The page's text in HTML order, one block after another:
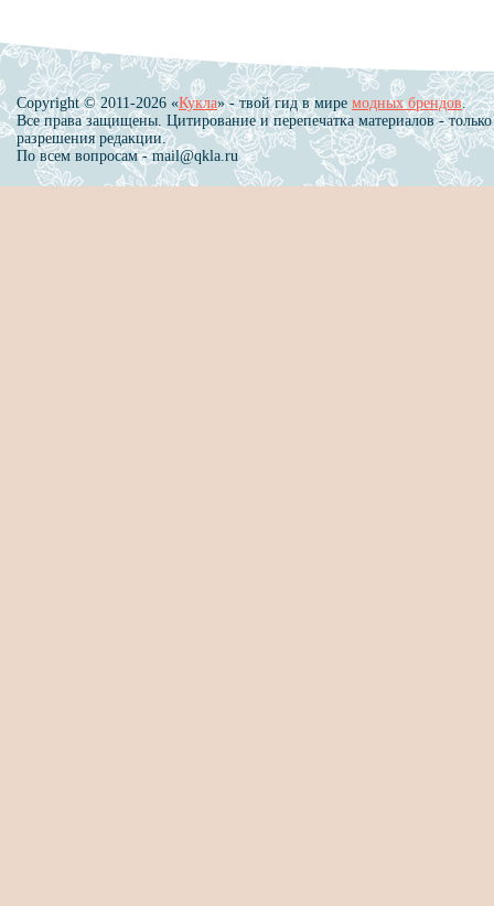
Copyright © 2011-2026 «Кукла» - твой гид в мире модных брендов.
Все права защищены. Цитирование и перепечатка материалов - только
разрешения редакции.
По всем вопросам - mail@qkla.ru